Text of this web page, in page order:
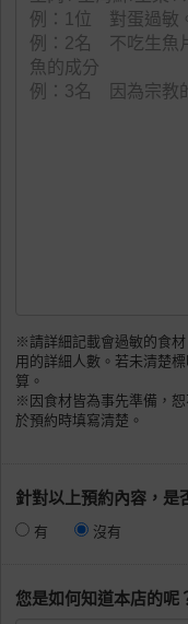
※請詳細記載會過敏的食
用的詳細人數。若未清楚
算。
※因食材皆為事先準備，
於預約時填寫清楚。
針對以上預約內容，是
有 沒有
您是如何知道本店的呢